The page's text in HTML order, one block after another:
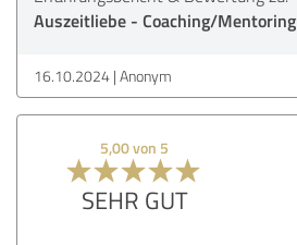
Auszeitliebe - Coaching/Mentoring
16.10.2024 Anonym
5,00 von 5
SEHR GUT